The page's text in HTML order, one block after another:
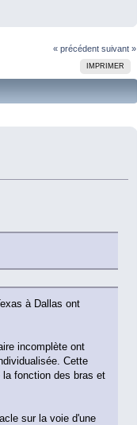
« précédent suivant »
IMPRIMER
à Dallas ont
incomplète ont
Cette
fonction des bras et
sur la voie d'une